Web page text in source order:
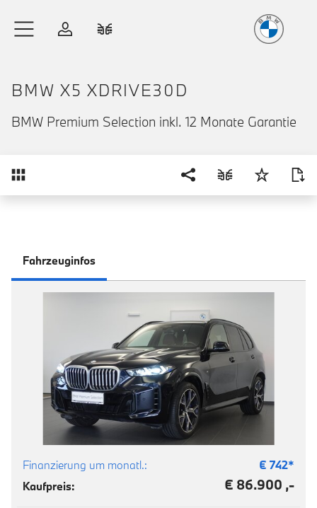
Anmelden
BMW X5 XDRIVE30D
BMW Premium Selection inkl. 12 Monate Garantie
Fahrzeuginfos
Finanzierung um monatl.: € 742*
Kaufpreis:
€ 86.900 ,-